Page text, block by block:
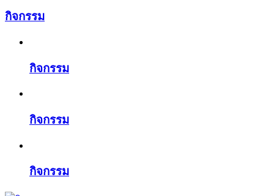
กิจกรรม
กิจกรรม
กิจกรรม
กิจกรรม